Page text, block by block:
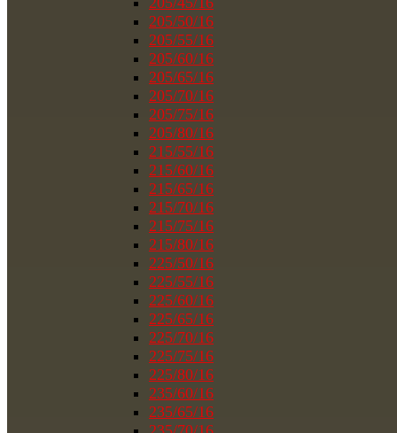
205/50/16
205/55/16
205/60/16
205/65/16
205/70/16
205/75/16
205/80/16
215/55/16
215/60/16
215/65/16
215/70/16
215/75/16
215/80/16
225/50/16
225/55/16
225/60/16
225/65/16
225/70/16
225/75/16
225/80/16
235/60/16
235/65/16